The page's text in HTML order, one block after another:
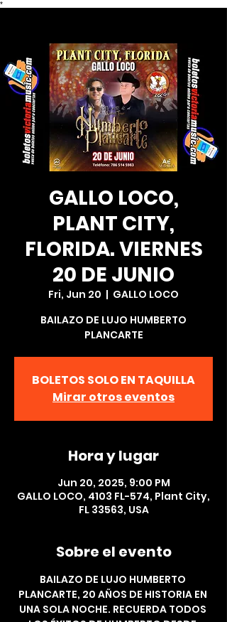
*
GALLO LOCO,
PLANT CITY,
FLORIDA. VIERNES
20 DE JUNIO
Fri, Jun 20
  |
GALLO LOCO
BAILAZO DE LUJO HUMBERTO
PLANCARTE
BOLETOS SOLO EN TAQUILLA
Mirar otros eventos
Hora y lugar
Jun 20, 2025, 9:00 PM
GALLO LOCO, 4103 FL-574, Plant City,
FL 33563, USA
Sobre el evento
BAILAZO DE LUJO HUMBERTO
PLANCARTE, 20 AÑOS DE HISTORIA EN
UNA SOLA NOCHE. RECUERDA TODOS